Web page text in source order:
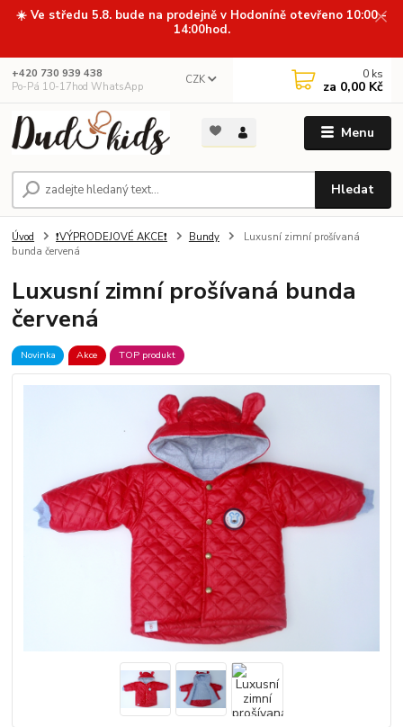
☀️ Ve středu 5.8. bude na prodejně v Hodoníně otevřeno 10:00 -
14:00hod.
Menu
CZK
Hledat
+420 730 939 438
Po-Pá 10-17hod WhatsApp
0 ks
za 0,00 Kč
Úvod ❗VÝPRODEJOVÉ AKCE❗ Bundy
Luxusní zimní prošívaná
bunda červená
Luxusní zimní prošívaná bunda
červená
Novinka Akce TOP produkt